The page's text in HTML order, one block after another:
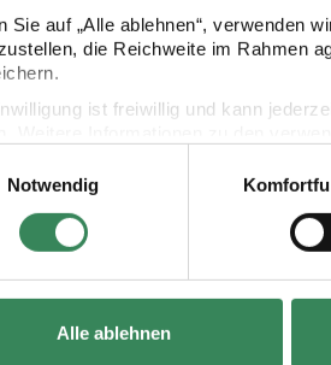
Sie auf „Alle ablehnen“, verwenden
die Reichweite im Rahmen
ist freiwillig und kann
Datenschutz Vertrag
Notwendig
Alle ablehnen
50x70cm
Paper Poetry Motivkarton Punkte
Paper Poetry Motivkarton Punkte